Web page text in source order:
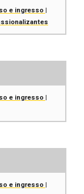
e ingresso |
e ingresso |
e ingresso |